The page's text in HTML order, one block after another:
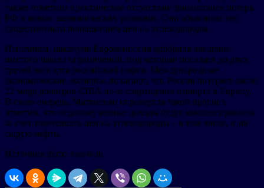
также отметила практическое отсутствие финансовых потерь
РФ в новых экономических условиях. Она объяснила это
существенным повышением цен на углеводороды.
Напомним, накануне Еврокомиссия одобрила введение
шестого пакета ограничений, под которые попадает до двух
третей экспорта российской нефти. Международные
экономические эксперты полагают, что Россия потеряет около
22 млрд долларов США из-за сокращения импорта в Европу.
В свою очередь, Матвиенко опровергла такой прогноз,
отметив, что недополученные доходы будут компенсированы
за счет взлетевших цен на углеводороды – в том числе, и на
сырую нефть.
Источник фото: csn-tv.ru